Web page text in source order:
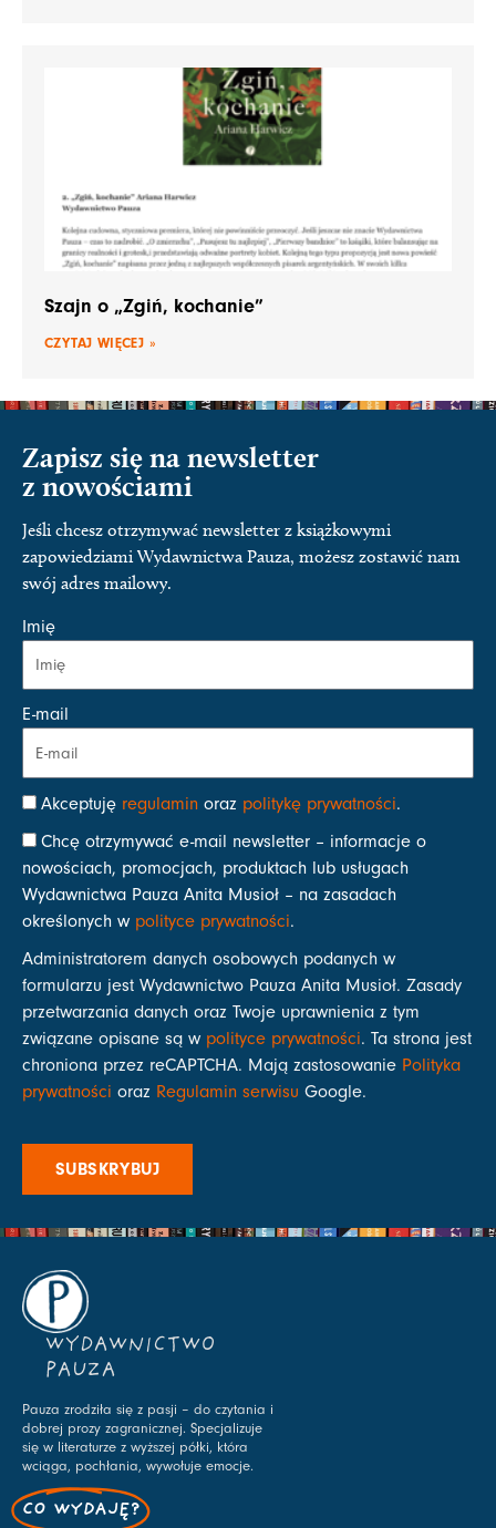
Szajn o „Zgiń, kochanie”
CZYTAJ WIĘCEJ »
Zapisz się na newsletter
z nowościami
Jeśli chcesz otrzymywać newsletter z książkowymi
zapowiedziami Wydawnictwa Pauza, możesz zostawić nam
swój adres mailowy.
Imię
E-mail
Akceptuję regulamin oraz politykę prywatności.
Chcę otrzymywać e-mail newsletter – informacje o
nowościach, promocjach, produktach lub usługach
Wydawnictwa Pauza Anita Musioł – na zasadach
określonych w polityce prywatności.
Administratorem danych osobowych podanych w
formularzu jest Wydawnictwo Pauza Anita Musioł. Zasady
przetwarzania danych oraz Twoje uprawnienia z tym
związane opisane są w polityce prywatności. Ta strona jest
chroniona przez reCAPTCHA. Mają zastosowanie Polityka
prywatności oraz Regulamin serwisu Google.
SUBSKRYBUJ
WYDAWNICTWO
PAUZA
Pauza zrodziła się z pasji – do czytania i
dobrej prozy zagranicznej. Specjalizuje
się w literaturze z wyższej półki, która
wciąga, pochłania, wywołuje emocje.
CO WYDAJĘ?